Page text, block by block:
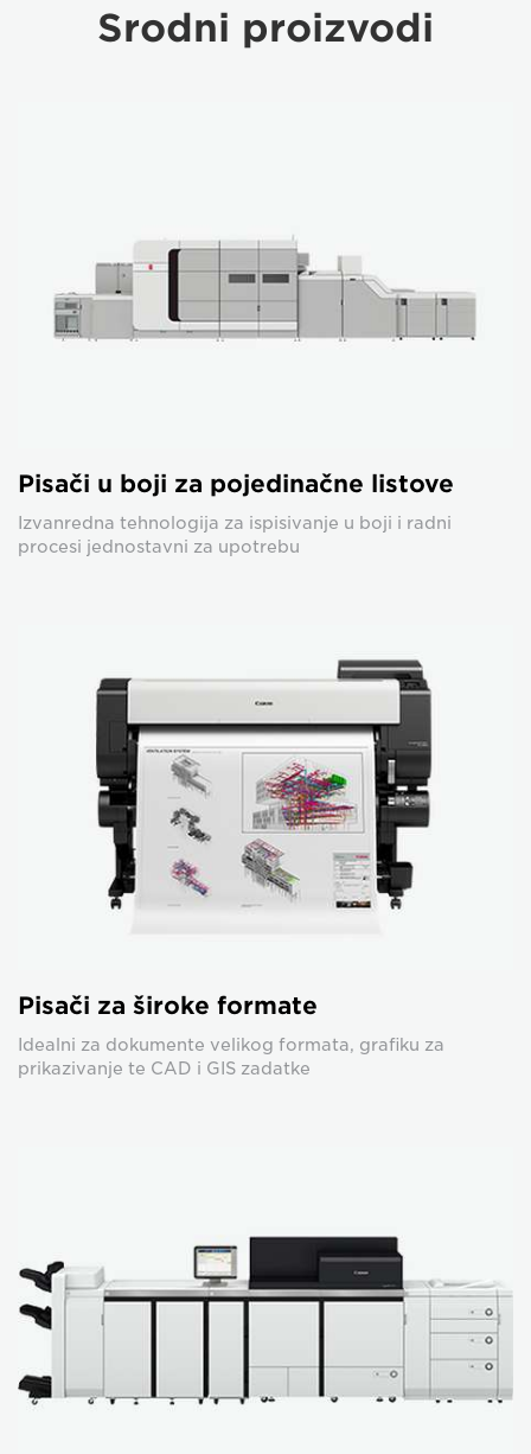
Srodni proizvodi
Pisači u boji za pojedinačne listove
Izvanredna tehnologija za ispisivanje u boji i radni
procesi jednostavni za upotrebu
Pisači za široke formate
Idealni za dokumente velikog formata, grafiku za
prikazivanje te CAD i GIS zadatke